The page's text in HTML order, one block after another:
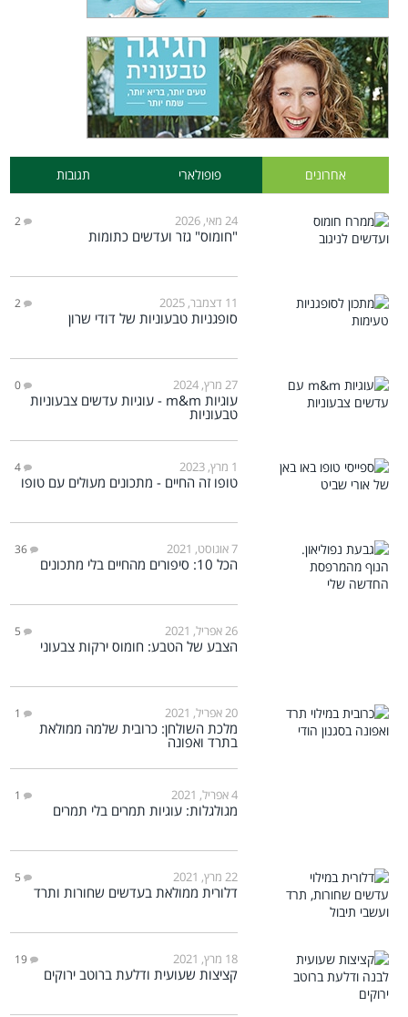
אחרונים פופולארי תגובות
24 מאי, 2026 2
"חומוס" גזר ועדשים כתומות
11 דצמבר, 2025 2
סופגניות טבעוניות של דודי שרון
27 מרץ, 2024 0
עוגיות m&m - עוגיות עדשים צבעוניות
טבעוניות
1 מרץ, 2023 4
טופו זה החיים - מתכונים מעולים עם טופו
7 אוגוסט, 2021 36
הכל 10: סיפורים מהחיים בלי מתכונים
26 אפריל, 2021 5
הצבע של הטבע: חומוס ירקות צבעוני
20 אפריל, 2021 1
מלכת השולחן: כרובית שלמה ממולאת
בתרד ואפונה
4 אפריל, 2021 1
מגולגלות: עוגיות תמרים בלי תמרים
22 מרץ, 2021 5
דלורית ממולאת בעדשים שחורות ותרד
18 מרץ, 2021 19
קציצות שעועית ודלעת ברוטב ירוקים